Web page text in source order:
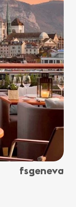
fsgeneva